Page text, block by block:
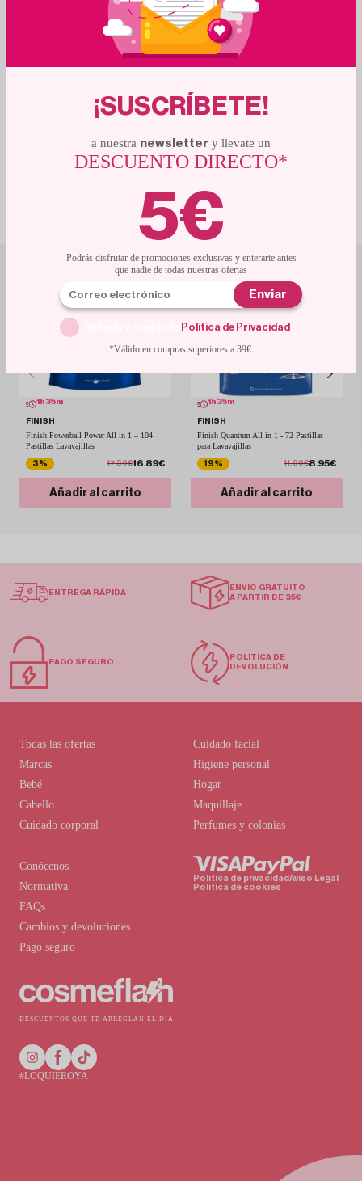
MÁS PRODUCTOS
RELACIONADOS
Con descuentos de escándalo
1 h 35m
FINISH
Finish Powerball Power All in 1 – 104
Pastillas Lavavajillas
3%
17.50€16.89€
Añadir al carrito
1 h 35m
FINISH
Finish Quantum All in 1 - 72 Pastillas
para Lavavajillas
19%
11.00€8.95€
Añadir al carrito
ENTREGA RÁPIDA
ENVÍO GRATUITO
A PARTIR DE 35€
PAGO SEGURO
POLÍTICA DE
DEVOLUCIÓN
DESCUENTOS QUE TE ARREGLAN EL DÍA
Conócenos
Normativa
FAQs
Cambios y devoluciones
Pago seguro
Todas las ofertas
Marcas
Bebé
Cabello
Cuidado corporal
Cuidado facial
Higiene personal
Hogar
Maquillaje
Perfumes y colonias
Política de privacidadAviso Legal
Política de cookies
#LOQUIEROYA
¡SUSCRÍBETE!
a nuestra newsletter y llevate un
DESCUENTO DIRECTO*
5€
Podrás disfrutar de promociones exclusivas y enterarte antes
que nadie de todas nuestras ofertas
Enviar
Política de Privacidad
*Válido en compras superiores a 39€.